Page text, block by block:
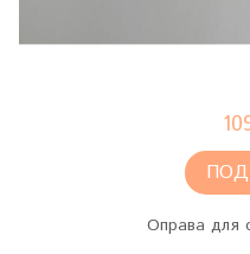
Оправа для